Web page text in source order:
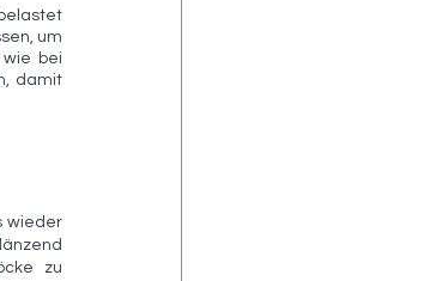
um
wie bei
damit
wieder
zu